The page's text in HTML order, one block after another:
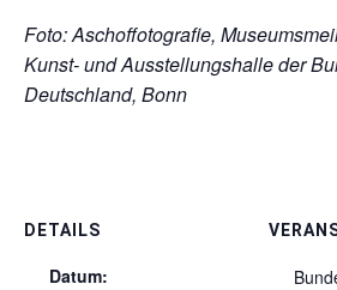
Foto: Aschoffotografie,
Kunst- und Ausstellungshalle der
Deutschland, Bonn
DETAILS
Datum: